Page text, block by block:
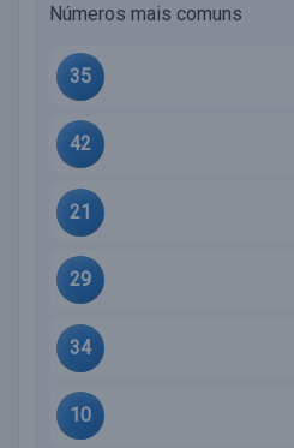
Números mais comuns
35
42
21
29
34
10